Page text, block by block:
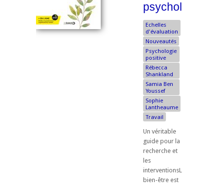
Echelles
d'évaluation
Nouveautés
Psychologie
positive
Rébecca
Shankland
Samia Ben
Youssef
Sophie
Lantheaume
Travail
Un véritable
guide pour la
recherche et
les
interventionsLe
bien-être est